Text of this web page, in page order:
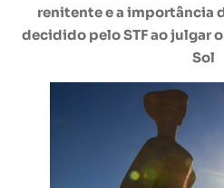
renitente e a importância
decidido pelo STF ao julgar
Sol